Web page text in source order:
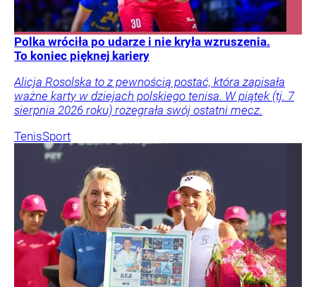
Polka wróciła po udarze i nie kryła wzruszenia.
To koniec pięknej kariery
Alicja Rosolska to z pewnością postać, która zapisała
ważne karty w dziejach polskiego tenisa. W piątek (tj. 7
sierpnia 2026 roku) rozegrała swój ostatni mecz.
TenisSport